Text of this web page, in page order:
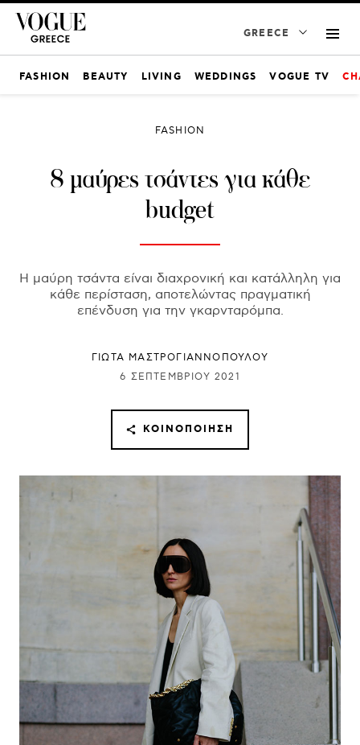
GREECE
FASHION BEAUTY LIVING WEDDINGS VOGUE TV
FASHION
8 μαύρες τσάντες για κάθε
budget
Η μαύρη τσάντα είναι διαχρονική και κατάλληλη για
κάθε περίσταση, αποτελώντας πραγματική
επένδυση για την γκαρνταρόμπα.
ΓΙΩΤΑ ΜΑΣΤΡΟΓΙΑΝΝΟΠΟΥΛΟΥ
6 ΣΕΠΤΕΜΒΡΊΟΥ 2021
ΚΟΙΝΟΠΟΊΗΣΗ